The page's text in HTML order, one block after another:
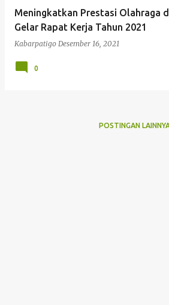
Meningkatkan Prestasi Olahraga
Gelar Rapat Kerja Tahun 2021
Kabarpatigo Desember 16, 2021
0
POSTINGAN